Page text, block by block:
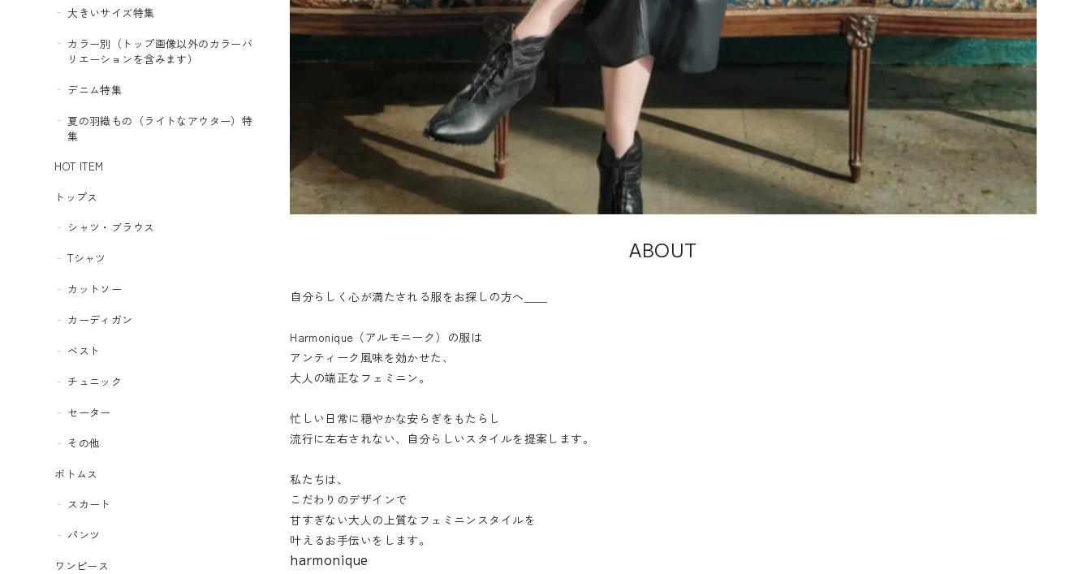
大きいサイズ特集
カラー別（トップ画像以外のカラーバ
リエーションを含みます）
デニム特集
夏の羽織もの（ライトなアウター）特
集
HOT ITEM
トップス
シャツ・ブラウス
Tシャツ
カットソー
カーディガン
ベスト
チュニック
セーター
その他
ボトムス
スカート
パンツ
ワンピース
ABOUT
自分らしく心が満たされる服をお探しの方へ＿＿
Harmonique（アルモニーク）の服は
アンティーク風味を効かせた、
大人の端正なフェミニン。
忙しい日常に穏やかな安らぎをもたらし
流行に左右されない、自分らしいスタイルを提案します。
私たちは、
こだわりのデザインで
甘すぎない大人の上質なフェミニンスタイルを
叶えるお手伝いをします。
harmonique